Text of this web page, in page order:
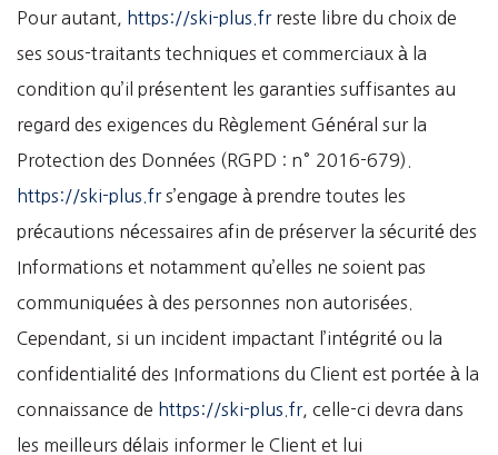
Pour autant,
https://ski-plus.frreste libre du choix de
ses sous-traitants techniques et commerciaux à la
condition qu’il présentent les garanties suffisantes au
regard des exigences du Règlement Général sur la
Protection des Données (RGPD : n° 2016-679).
https://ski-plus.frs’engage à prendre toutes les
précautions nécessaires afin de préserver la sécurité des
Informations et notamment qu’elles ne soient pas
communiquées à des personnes non autorisées.
Cependant, si un incident impactant l’intégrité ou la
confidentialité des Informations du Client est portée à la
connaissance de https://ski-plus.fr, celle-ci devra dans
les meilleurs délais informer le Client et lui